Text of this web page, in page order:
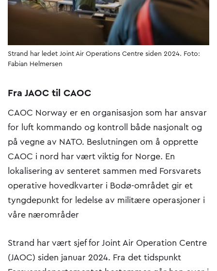
Strand har ledet Joint Air Operations Centre siden 2024. Foto:
Fabian Helmersen
Fra JAOC til CAOC
CAOC Norway er en organisasjon som har ansvar
for luft kommando og kontroll både nasjonalt og
på vegne av NATO. Beslutningen om å opprette
CAOC i nord har vært viktig for Norge. En
lokalisering av senteret sammen med Forsvarets
operative hovedkvarter i Bodø-området gir et
tyngdepunkt for ledelse av militære operasjoner i
våre nærområder
Strand har vært sjef for Joint Air Operation Centre
(JAOC) siden januar 2024. Fra det tidspunkt